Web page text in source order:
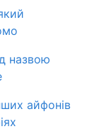
назвою
айфонів